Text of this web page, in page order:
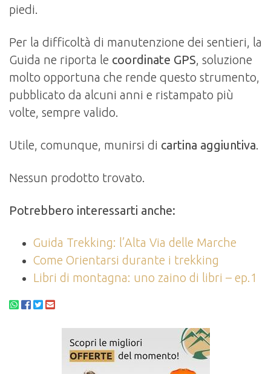
piedi.
Per la difficoltà di manutenzione dei sentieri, la
Guida ne riporta le coordinate GPS, soluzione
molto opportuna che rende questo strumento,
pubblicato da alcuni anni e ristampato più
volte, sempre valido.
Utile, comunque, munirsi di cartina aggiuntiva.
Nessun prodotto trovato.
Potrebbero interessarti anche:
Guida Trekking: l’Alta Via delle Marche
Come Orientarsi durante i trekking
Libri di montagna: uno zaino di libri – ep.1